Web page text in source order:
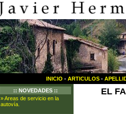
INICIO - ARTICULOS -
:: NOVEDADES ::
» Areas de servicio en la
autovía.
EL